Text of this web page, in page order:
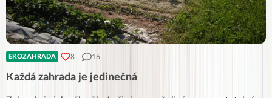
EKOZAHRADA 8 16
Každá zahrada je jedinečná